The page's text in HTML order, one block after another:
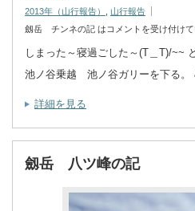
2013年（山行報告）
山行報告
劔岳 チンネの記 は コメントを受け付け
しまった～寝過ごした～(T＿T)/~~
池ノ谷乗越 池ノ谷ガリーを下る。
詳細を見る
劔岳 八ツ峰の記